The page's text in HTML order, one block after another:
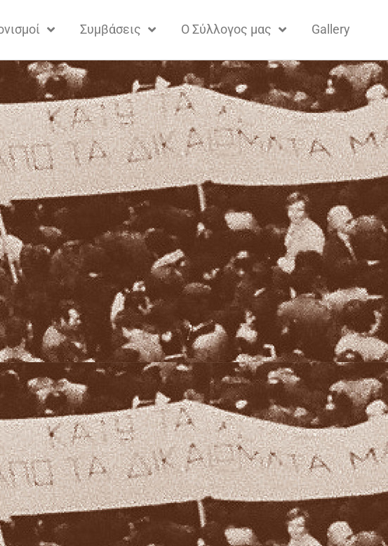
Συμβάσεις Ο Σύλλογος μας Gallery